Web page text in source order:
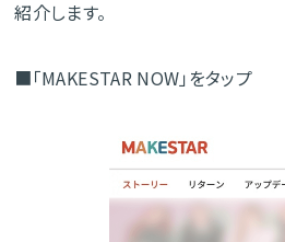
紹介します。
■「MAKESTAR NOW」をタップ